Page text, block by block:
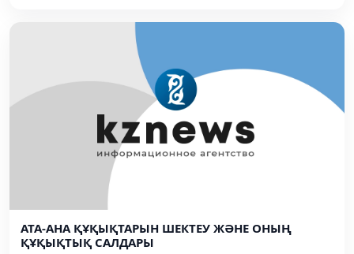
АТА-АНА ҚҰҚЫҚТАРЫН ШЕКТЕУ ЖӘНЕ ОНЫҢ
ҚҰҚЫҚТЫҚ САЛДАРЫ